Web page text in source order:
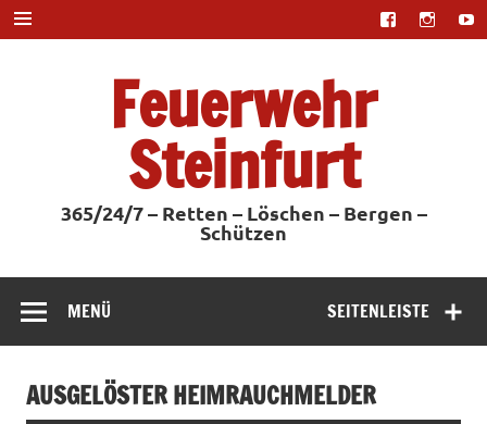
Zum
Inhalt
springen
Feuerwehr
Steinfurt
365/24/7 – Retten – Löschen – Bergen –
Schützen
SEITENLEISTE
MENÜ
AUSGELÖSTER HEIMRAUCHMELDER